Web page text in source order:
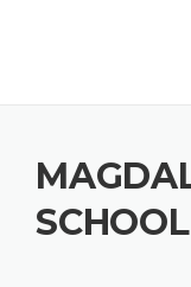
SCHOOL